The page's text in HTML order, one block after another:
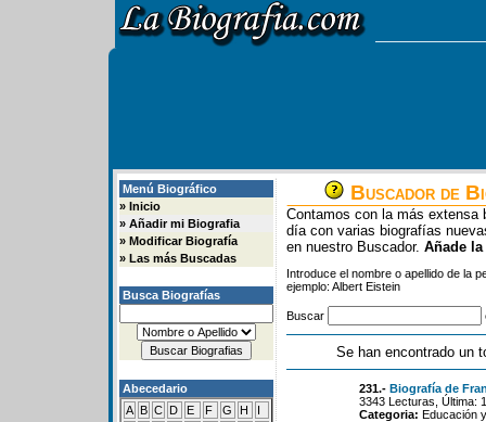
Menú Biográfico
» Inicio
» Añadir mi Biografia
» Modificar Biografía
» Las más Buscadas
Busca Biografías
Abecedario
A B C D E F G H
I
Buscador de
Contamos con la más extensa
día con varias biografías
en nuestro Buscador. Añade
Introduce el nombre o apellido de la
ejemplo: Albert Eistein
Buscar
Se han encontrado un
231.- Biografía de
3343 Lecturas, Última:
Categoria: Educación